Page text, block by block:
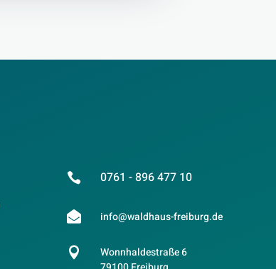
 0761 - 896 477 10
 info@waldhaus-freiburg.de

Wonnhaldestraße 6